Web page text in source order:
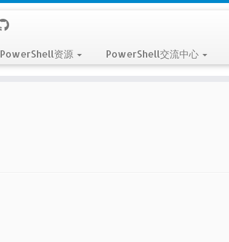
PowerShell资源 PowerShell交流中心